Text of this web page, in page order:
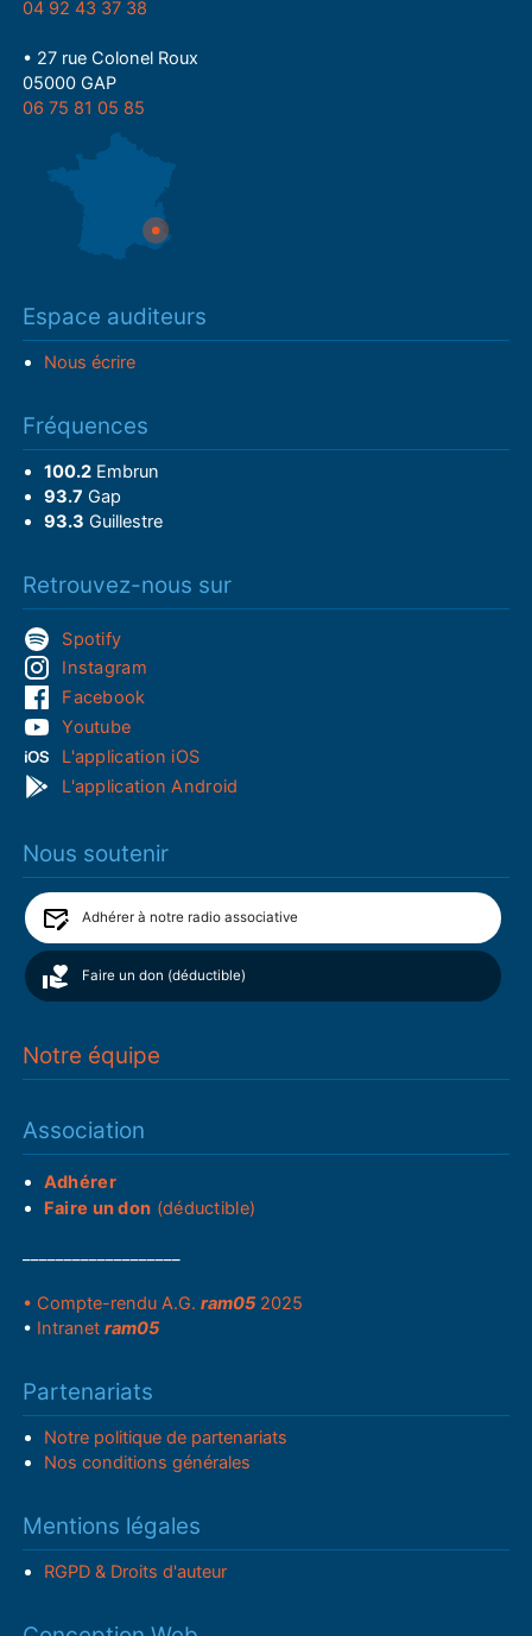
04 92 43 37 38
• 27 rue Colonel Roux
05000 GAP
06 75 81 05 85
Espace auditeurs
Nous écrire
Fréquences
100.2Embrun
93.7 Gap
93.3 Guillestre
Retrouvez-nous sur
Spotify
Instagram
Facebook
Youtube
L'application iOS
L'application Android
Nous soutenir
Adhérer à notre radio associative
Faire un don (déductible)
Notre équipe
Association
Adhérer
Faire un don (déductible)
• Compte-rendu A.G.ram05 2025
• Intranetram05
Partenariats
Notre politique de partenariats
Nos conditions générales
Mentions légales
RGPD & Droits d'auteur